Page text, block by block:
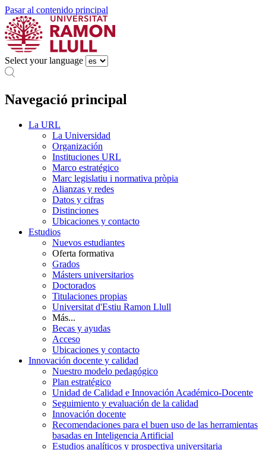
Pasar al contenido principal
Select your language
Navegació principal
La URL
La Universidad
Organización
Instituciones URL
Marco estratégico
Marc legislatiu i normativa pròpia
Alianzas y redes
Datos y cifras
Distinciones
Ubicaciones y contacto
Estudios
Nuevos estudiantes
Oferta formativa
Grados
Másters universitarios
Doctorados
Titulaciones propias
Universitat d'Estiu Ramon Llull
Más...
Becas y ayudas
Acceso
Ubicaciones y contacto
Innovación docente y calidad
Nuestro modelo pedagógico
Plan estratégico
Unidad de Calidad e Innovación Académico-Docente
Seguimiento y evaluación de la calidad
Innovación docente
Recomendaciones para el buen uso de las herramientas
basadas en Inteligencia Artificial
Estudios analíticos y prospectiva universitaria